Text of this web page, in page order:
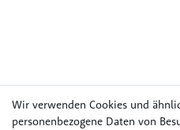
Wir verwenden Cookies und
personenbezogene Daten von